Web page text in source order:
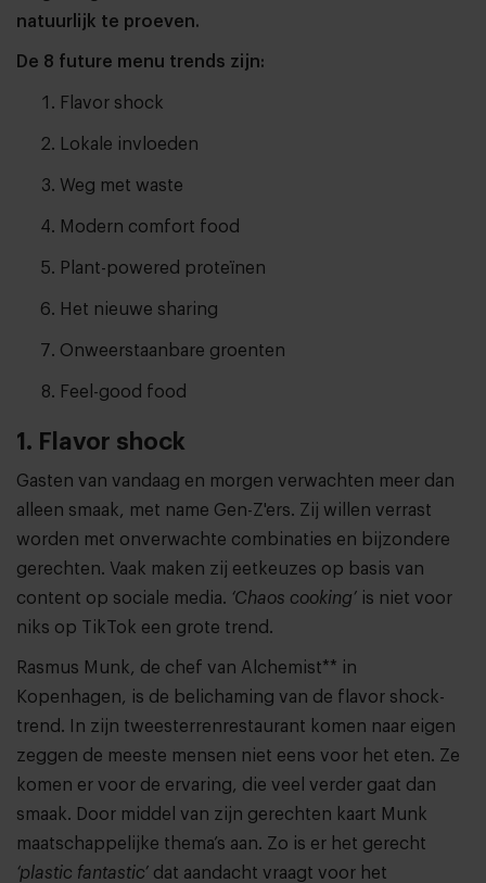
natuurlijk te proeven.
De 8 future menu trends zijn:
Flavor shock
Lokale invloeden
Weg met waste
Modern comfort food
Plant-powered proteïnen
Het nieuwe sharing
Onweerstaanbare groenten
Feel-good food
1. Flavor shock
Gasten van vandaag en morgen verwachten meer dan
alleen smaak, met name Gen-Z'ers. Zij willen verrast
worden met onverwachte combinaties en bijzondere
gerechten. Vaak maken zij eetkeuzes op basis van
content op sociale media. ‘Chaos cooking’ is niet voor
niks op TikTok een grote trend.
Rasmus Munk, de chef van Alchemist** in
Kopenhagen, is de belichaming van de flavor shock-
trend. In zijn tweesterrenrestaurant komen naar eigen
zeggen de meeste mensen niet eens voor het eten. Ze
komen er voor de ervaring, die veel verder gaat dan
smaak. Door middel van zijn gerechten kaart Munk
maatschappelijke thema’s aan. Zo is er het gerecht
‘plastic fantastic’ dat aandacht vraagt voor het